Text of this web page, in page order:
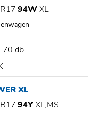
94WXL
70 db
XL
94YXL,MS